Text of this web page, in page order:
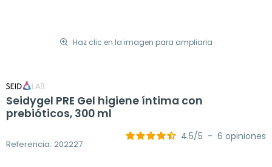
Haz clic en la imagen para ampliarla
Seidygel PRE Gel higiene íntima con
prebióticos, 300 ml
Referencia: 202227
4.5/5 - 6 opiniones